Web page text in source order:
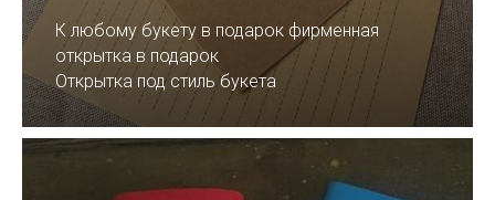
К любому букету в подарок фирменная
открытка в подарок
Открытка под стиль букета